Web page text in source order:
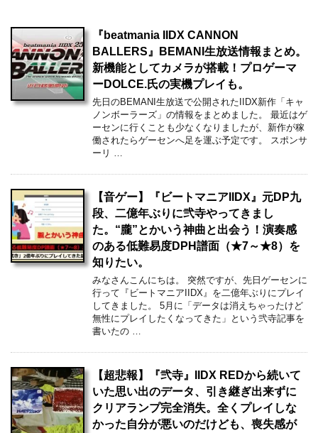
『beatmania IIDX CANNON
BALLERS』BEMANI生放送情報まとめ。
新機能としてカメラが搭載！プロゲーマ
ーDOLCE.氏の実機プレイも。
先日のBEMANI生放送で公開されたIIDX新作「キャ
ノンボーラーズ」の情報をまとめました。 最近はゲ
ーセンに行くことも少なくなりましたが、新作が稼
働されたらゲーセンへ足を運ぶ予定です。 スポンサ
ーリ …
【音ゲー】『ビートマニアIIDX』元DP九
段、二億年ぶりに弐寺やってきまし
た。“朧”とかいう神曲と出会う！演奏感
のある低難易度DPH譜面（★7～★8）を
知りたい。
みなさんこんにちは。 突然ですが、先日ゲーセンに
行って『ビートマニアIIDX』を二億年ぶりにプレイ
してきました。 5月に「データは消えちゃったけど
無性にプレイしたくなってきた」という弐寺記事を
書いたの …
【超悲報】『弐寺』IIDX REDから続いて
いた思い出のデータ、引き継ぎ出来ずに
クリアランプ完全消失。全くプレイしな
かった自分が悪いのだけども、喪失感が